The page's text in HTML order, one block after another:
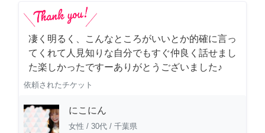
凄く明るく、こんなところがいいとか的確に言っ
てくれて人見知りな自分でもすぐ仲良く話せまし
た楽しかったですーありがとうございました♪
依頼されたチケット
にこにん
女性 / 30代 / 千葉県